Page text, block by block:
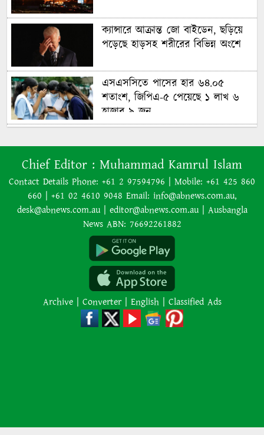
ক্যান্সারে আক্রান্ত জো বাইডেন, ছড়িয়ে
পড়েছে হাড়সহ শরীরের বিভিন্ন অংশে
এসএসসিতে পাসের হার ৬৪.০৫
শতাংশ, জিপিএ-৫ পেয়েছে ১ লাখ ৬
হাজার ৯ জন
বিষয়ে দৃষ্টিভঙ্গি
নিজ প্রজন্মের পর প্রজন্মের বসবাসের
জন্য এক অস্ট্রেলীয় পরিবার গোল্ড
কোস্টে সাড়ে সাত একরের একটি
বিশাল আবাসন ‘কম্পাউন্ড’ কিনেছে
হাসিনার নির্দেশে সালাহউদ্দিন
আহমদকে গুম করা হয়: তদন্ত সংস্থা
রাষ্ট্রপতি নির্বাচনে অংশ নেবে জামায়াত
হোর্হে মেসি
Chief Editor : Muhammad Kamrul Islam
Contact Details Phone: +61 2 97594796 | Mobile: +61 425 860
660 | +61 02 4610 9048 Email: info@abnews.com.au,
desk@abnews.com.au | editor@abnews.com.au | Ausbangla
News ABN: 76692261882
Archive | Converter | English | Classified Ads